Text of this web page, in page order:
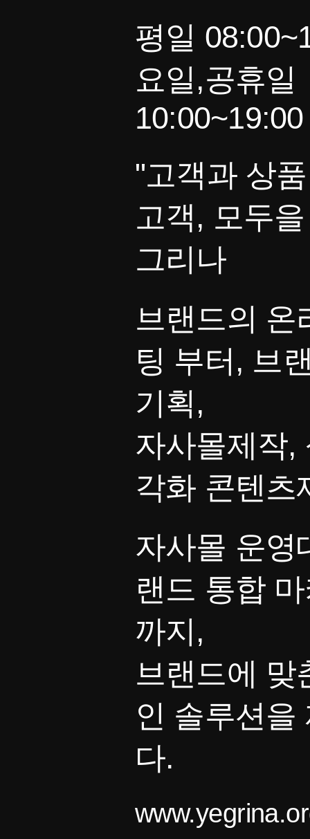
평일
요일,공휴일
10:00~19:00
"고객과 상
고객, 모두
그리나
브랜드의 온
팅 부터, 브
기획,
자사몰제작,
각화 콘텐츠
자사몰 운영
랜드 통합
까지,
브랜드에 맞
인 솔루션을
다.